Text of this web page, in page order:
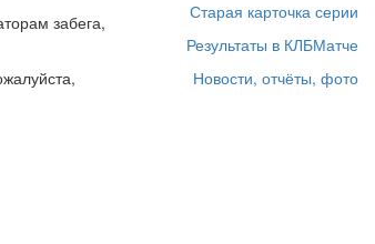
забега,
Старая карточка серии
Результаты в КЛБМатче
Новости, отчёты, фото